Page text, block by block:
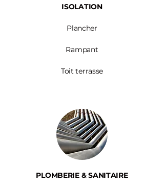
ISOLATION
Plancher
Rampant
Toit terrasse
PLOMBERIE & SANITAIRE